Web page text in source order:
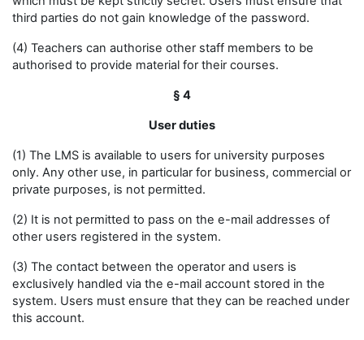
third parties do not gain knowledge of the password.
(4) Teachers can authorise other staff members to be
authorised to provide material for their courses.
§ 4
User duties
(1) The LMS is available to users for university purposes
only. Any other use, in particular for business, commercial or
private purposes, is not permitted.
(2) It is not permitted to pass on the e-mail addresses of
other users registered in the system.
(3) The contact between the operator and users is
exclusively handled via the e-mail account stored in the
system. Users must ensure that they can be reached under
this account.